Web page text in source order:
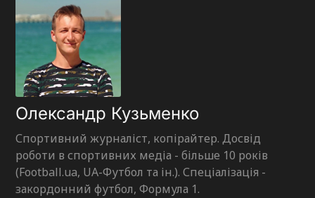
Олександр Кузьменко
Спортивний журналіст, копірайтер. Досвід
роботи в спортивних медіа - більше 10 років
(Football.ua, UA-Футбол та ін.). Спеціалізація -
закордонний футбол, Формула 1.